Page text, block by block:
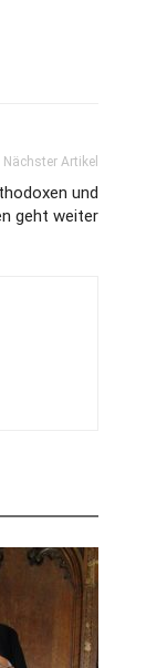
Nächster Artikel
und
geht weiter